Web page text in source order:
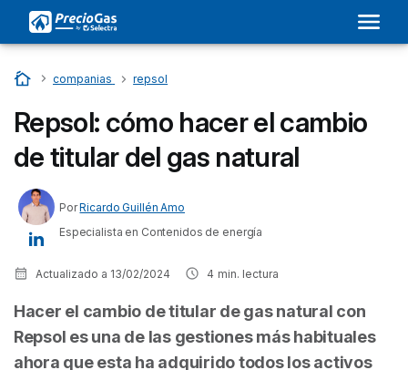
Inicio
…
companias …
repsol
Repsol: cómo hacer el cambio
de titular del gas natural
PorRicardo Guillén Amo
Especialista en Contenidos de energía
Actualizado a 13/02/2024 4 min. lectura
Hacer el cambio de titular de gas natural con
Repsol es una de las gestiones más habituales
ahora que esta ha adquirido todos los activos